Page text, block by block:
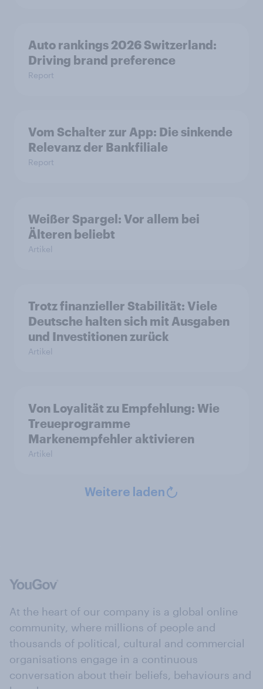
Auto rankings 2026 Switzerland:
Driving brand preference
Report
Vom Schalter zur App: Die sinkende
Relevanz der Bankfiliale
Report
Weißer Spargel: Vor allem bei
Älteren beliebt
Artikel
Trotz finanzieller Stabilität: Viele
Deutsche halten sich mit Ausgaben
und Investitionen zurück
Artikel
Von Loyalität zu Empfehlung: Wie
Treueprogramme
Markenempfehler aktivieren
Artikel
Weitere laden
At the heart of our company is a global online
community, where millions of people and
thousands of political, cultural and commercial
organisations engage in a continuous
conversation about their beliefs, behaviours and